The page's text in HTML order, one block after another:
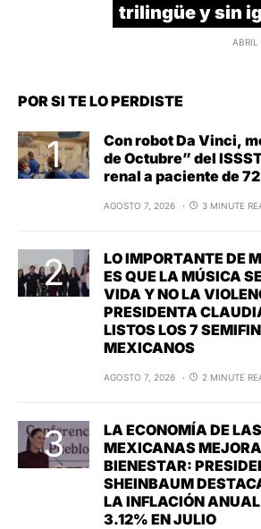
trilingüe y sin
ABRIL
POR SI TE LO PERDISTE
Con robot Da Vinci,
de Octubre” del
renal a paciente de
AGOSTO 7, 2026 3 MINUTE
LO IMPORTANTE DE
ES QUE LA MÚSICA
VIDA Y NO LA
PRESIDENTA
LISTOS LOS 7
MEXICANOS
AGOSTO 7, 2026 2 MINUTE
LA ECONOMÍA DE
MEXICANAS
BIENESTAR:
SHEINBAUM
LA INFLACIÓN
3.12% EN JULIO